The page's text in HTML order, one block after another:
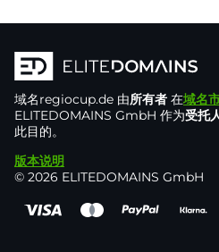
域名regiocup.de 由所有者 在域名
ELITEDOMAINS GmbH 作为受托
此目的。
版本说明
© 2026 ELITEDOMAINS GmbH